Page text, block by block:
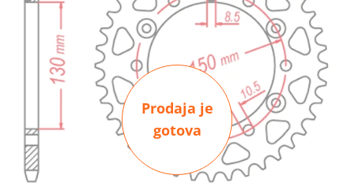
Prodaja je
gotova